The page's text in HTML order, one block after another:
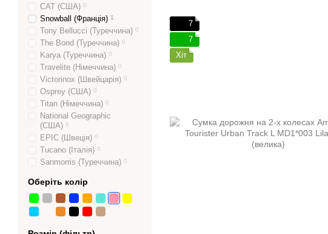
7
7
Хіт
CAT (США) 0
Snowball (Франція) 1
Tony Bellucci (Туреччина) 0
The Bond (Туреччина) 0
Karya (Туреччина) 0
Travelite (Німеччина) 0
Victorinox (Швейцарія) 0
Osprey (США) 0
Titan (Німеччина) 0
National Geographic
(США) 0
EPIC (Швеція) 0
Tucano (Італія) 0
Sanmorris (Туреччина) 0
Оберіть колір